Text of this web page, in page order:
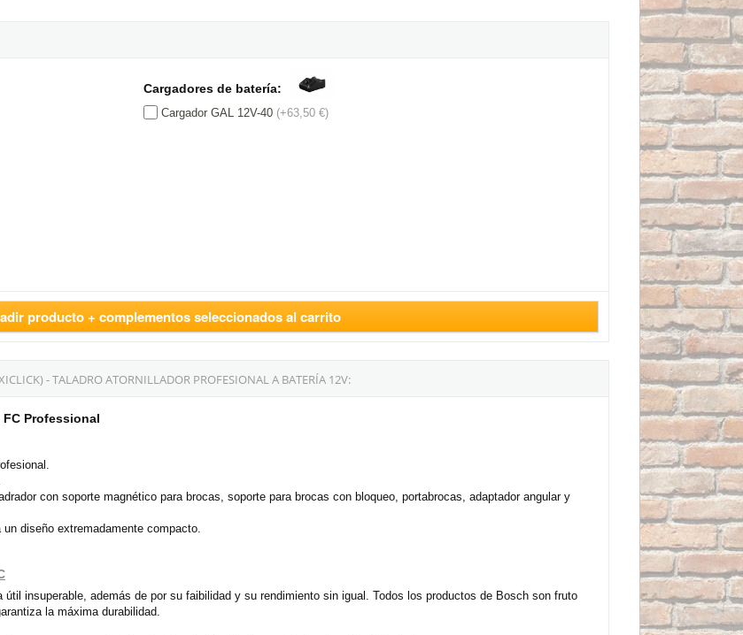
Cargadores de batería:
Cargador GAL 12V-40 (+63,50 €)
producto + complementos seleccionados al carrito
- TALADRO ATORNILLADOR PROFESIONAL A BATERÍA 12V:
Professional
con soporte magnético para brocas, soporte para brocas con bloqueo, portabrocas, adaptador angular y
diseño extremadamente compacto.
insuperable, además de por su faibilidad y su rendimiento sin igual. Todos los productos de Bosch son fruto
la máxima durabilidad.